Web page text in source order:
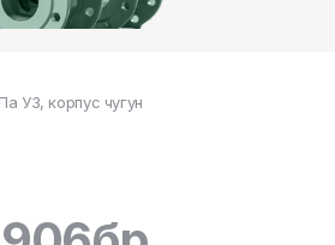
У3, корпус чугун